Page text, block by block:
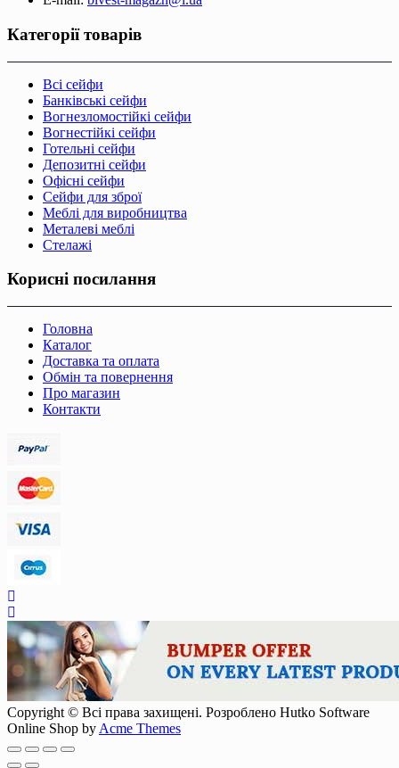
Категорії товарів
Всі сейфи
Банківські сейфи
Вогнезломостійкі сейфи
Вогнестійкі сейфи
Готельні сейфи
Депозитні сейфи
Офісні сейфи
Сейфи для зброї
Меблі для виробництва
Металеві меблі
Стелажі
Корисні посилання
Головна
Каталог
Доставка та оплата
Обмін та повернення
Про магазин
Контакти
Copyright © Всі права захищені. Розроблено Hutko Software
Online Shop by Acme Themes
Scroll
Up